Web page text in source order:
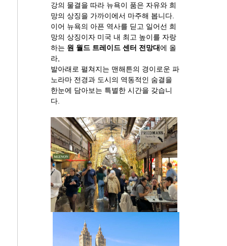
강의 물결을 따라 뉴욕이 품은 자유와 희
망의 상징을 가까이에서 마주해 봅니다.
이어 뉴욕의 아픈 역사를 딛고 일어선 희
망의 상징이자 미국 내 최고 높이를 자랑
하는 원 월드 트레이드 센터 전망대에 올
라,
발아래로 펼쳐지는 맨해튼의 경이로운 파
노라마 전경과 도시의 역동적인 숨결을
한눈에 담아보는 특별한 시간을 갖습니
다.